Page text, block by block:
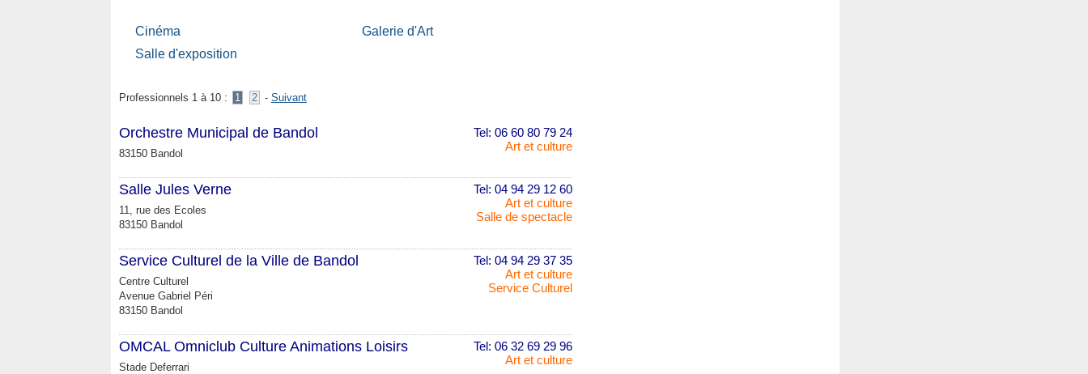
Cinéma
Galerie d'Art
Salle d'exposition
Professionnels 1 à 10 : 1 2 - Suivant
Tel: 06 60 80 79 24
Art et culture
Orchestre Municipal de Bandol
83150 Bandol
Tel: 04 94 29 12 60
Art et culture
Salle de spectacle
Salle Jules Verne
11, rue des Ecoles
83150 Bandol
Tel: 04 94 29 37 35
Art et culture
Service Culturel
Service Culturel de la Ville de Bandol
Centre Culturel
Avenue Gabriel Péri
83150 Bandol
Tel: 06 32 69 29 96
Art et culture
OMCAL Omniclub Culture Animations Loisirs
Stade Deferrari